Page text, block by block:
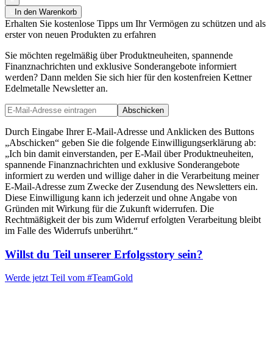
In den Warenkorb
Erhalten Sie kostenlose Tipps um Ihr Vermögen zu schützen und als
erster von neuen Produkten zu erfahren
Sie möchten regelmäßig über Produktneuheiten, spannende
Finanznachrichten und exklusive Sonderangebote informiert
werden? Dann melden Sie sich hier für den kostenfreien Kettner
Edelmetalle Newsletter an.
Abschicken
Durch Eingabe Ihrer E-Mail-Adresse und Anklicken des Buttons
„Abschicken“ geben Sie die folgende Einwilligungserklärung ab:
„Ich bin damit einverstanden, per E-Mail über Produktneuheiten,
spannende Finanznachrichten und exklusive Sonderangebote
informiert zu werden und willige daher in die Verarbeitung meiner
E-Mail-Adresse zum Zwecke der Zusendung des Newsletters ein.
Diese Einwilligung kann ich jederzeit und ohne Angabe von
Gründen mit Wirkung für die Zukunft widerrufen. Die
Rechtmäßigkeit der bis zum Widerruf erfolgten Verarbeitung bleibt
im Falle des Widerrufs unberührt.“
Willst du Teil unserer Erfolgsstory sein?
Werde jetzt Teil vom #TeamGold